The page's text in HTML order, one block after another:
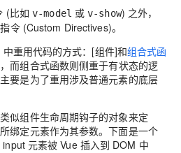
(比如v-model 或v-show) 之外，
令 (Custom Directives)。
重用代码的方式：[组件]和组合式函
而组合式函数则侧重于有状态的逻
要是为了重用涉及普通元素的底层
似组件生命周期钩子的对象来定
绑定元素作为其参数。下面是一个
元素被 Vue 插入到 DOM 中